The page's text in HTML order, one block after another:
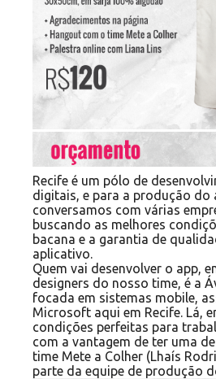
Recife é um pólo de
digitais, e para a produção do
conversamos com várias
buscando as melhores
bacana e a garantia de
aplicativo.
Quem vai desenvolver o app,
designers do nosso time, é a
focada em sistemas mobile,
Microsoft aqui em Recife. Lá,
condições perfeitas para
com a vantagem de ter uma
time Mete a Colher (Lhaís
parte da equipe de produção